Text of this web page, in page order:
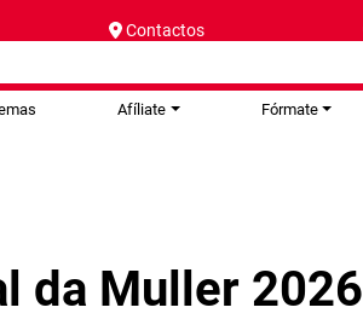
Contactos
Afíliate Fórmate
da Muller 2026